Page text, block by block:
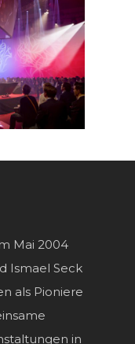
Mai 2004
Ismael Seck
als Pioniere
in